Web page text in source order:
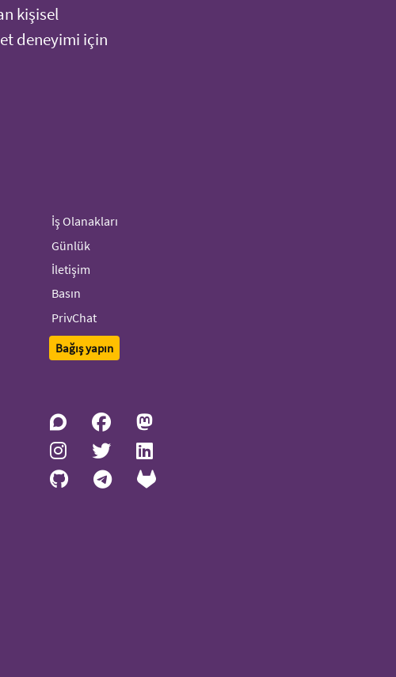
kişisel
deneyimi için
İş Olanakları
Günlük
İletişim
Basın
PrivChat
Bağış yapın